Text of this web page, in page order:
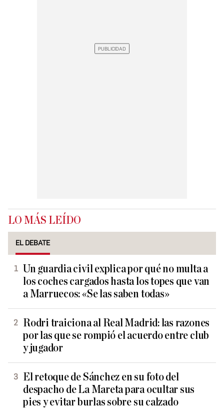
LO MÁS LEÍDO
EL DEBATE
Un guardia civil explica por qué no multa a
los coches cargados hasta los topes que van
a Marruecos: «Se las saben todas»
Rodri traiciona al Real Madrid: las razones
por las que se rompió el acuerdo entre club
y jugador
El retoque de Sánchez en su foto del
despacho de La Mareta para ocultar sus
pies y evitar burlas sobre su calzado